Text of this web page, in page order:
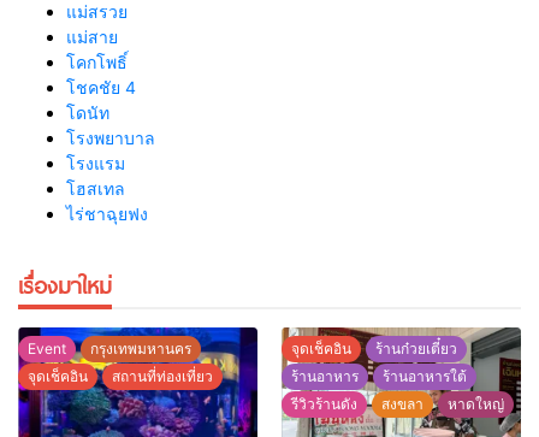
แม่สรวย
แม่สาย
โคกโพธิ์
โชคชัย 4
โดนัท
โรงพยาบาล
โรงแรม
โฮสเทล
ไร่ชาฉุยฟง
เรื่องมาใหม่
Event
กรุงเทพมหานคร
จุดเช็คอิน
สถานที่ท่องเที่ยว
จุดเช็คอิน
ร้านก๋วยเตี๋ยว
ร้านอาหาร
ร้านอาหารใต้
รีวิวร้านดัง
สงขลา หาดใหญ่